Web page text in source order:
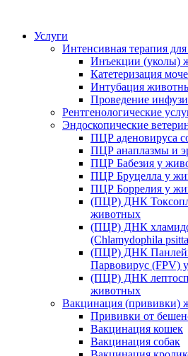
Услуги
Интенсивная терапия
Инъекции (уколы)
Катетеризация
Интубация
Проведение
Рентгенологические
Эндоскопические
ПЦР аденовируса
ПЦР анаплазмы и
ПЦР Бабезия у
ПЦР Бруцелла у
ПЦР Боррелия у
(ПЦР) ДНК
животных
(ПЦР) ДНК
(Chlamydophila
(ПЦР) ДНК
Парвовирус (FPV)
(ПЦР) ДНК
животных
Вакцинация (прививки)
Прививки от
Вакцинация кошек
Вакцинация собак